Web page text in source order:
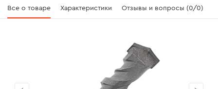
Все о товаре Характеристики Отзывы и вопросы (0/0)